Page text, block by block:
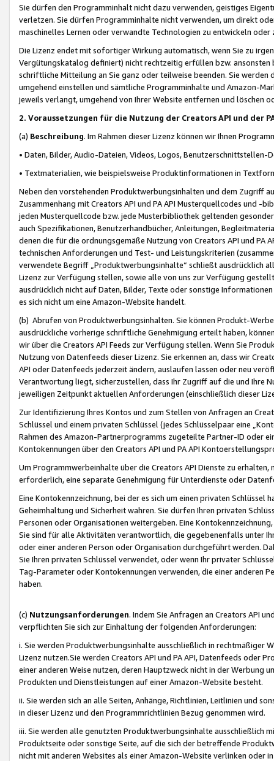
Sie dürfen den Programminhalt nicht dazu verwenden, geistiges
verletzen. Sie dürfen Programminhalte nicht verwenden, um direkt
maschinelles Lernen oder verwandte Technologien zu entwickeln
Die Lizenz endet mit sofortiger Wirkung automatisch, wenn Sie zu
Vergütungskatalog definiert) nicht rechtzeitig erfüllen bzw. ansonsten
schriftliche Mitteilung an Sie ganz oder teilweise beenden. Sie werden
umgehend einstellen und sämtliche Programminhalte und Amazon-
jeweils verlangt, umgehend von Ihrer Website entfernen und löschen
2. Voraussetzungen für die Nutzung der Creators API und der
(a) Beschreibung. Im Rahmen dieser Lizenz können wir Ihnen
• Daten, Bilder, Audio-Dateien, Videos, Logos, Benutzerschnittstellen-
• Textmaterialien, wie beispielsweise Produktinformationen in
Neben den vorstehenden Produktwerbungsinhalten und dem Zugriff
Zusammenhang mit Creators API und PA API Musterquellcodes und
jeden Musterquellcode bzw. jede Musterbibliothek geltenden
auch Spezifikationen, Benutzerhandbücher, Anleitungen,
denen die für die ordnungsgemäße Nutzung von Creators API und PA
technischen Anforderungen und Test- und Leistungskriterien
verwendete Begriff „Produktwerbungsinhalte“ schließt ausdrücklich
Lizenz zur Verfügung stellen, sowie alle von uns zur Verfügung
ausdrücklich nicht auf Daten, Bilder, Texte oder sonstige
es sich nicht um eine Amazon-Website handelt.
(b) Abrufen von Produktwerbungsinhalten. Sie können Produkt-
ausdrückliche vorherige schriftliche Genehmigung erteilt haben,
wir über die Creators API Feeds zur Verfügung stellen. Wenn Sie
Nutzung von Datenfeeds dieser Lizenz. Sie erkennen an, dass wir
API oder Datenfeeds jederzeit ändern, auslaufen lassen oder neu
Verantwortung liegt, sicherzustellen, dass Ihr Zugriff auf die und Ihre
jeweiligen Zeitpunkt aktuellen Anforderungen (einschließlich dieser
Zur Identifizierung Ihres Kontos und zum Stellen von Anfragen an
Schlüssel und einem privaten Schlüssel (jedes Schlüsselpaar eine
Rahmen des Amazon-Partnerprogramms zugeteilte Partner-ID oder
Kontokennungen über den Creators API und PA API
Um Programmwerbeinhalte über die Creators API Dienste zu
erforderlich, eine separate Genehmigung für Unterdienste oder
Eine Kontokennzeichnung, bei der es sich um einen privaten
Geheimhaltung und Sicherheit wahren. Sie dürfen Ihren privaten
Personen oder Organisationen weitergeben. Eine
Sie sind für alle Aktivitäten verantwortlich, die gegebenenfalls unter
oder einer anderen Person oder Organisation durchgeführt werden.
Sie Ihren privaten Schlüssel verwendet, oder wenn Ihr privater
Tag-Parameter oder Kontokennungen verwenden, die einer anderen
haben.
(c) Nutzungsanforderungen. Indem Sie Anfragen an Creators API
verpflichten Sie sich zur Einhaltung der folgenden Anforderungen:
i. Sie werden Produktwerbungsinhalte ausschließlich in rechtmäßiger
Lizenz nutzen.Sie werden Creators API und PA API, Datenfeeds oder
einer anderen Weise nutzen, deren Hauptzweck nicht in der Werbung
Produkten und Dienstleistungen auf einer Amazon-Website besteht.
ii. Sie werden sich an alle Seiten, Anhänge, Richtlinien, Leitlinien und
in dieser Lizenz und den Programmrichtlinien Bezug genommen wird.
iii. Sie werden alle genutzten Produktwerbungsinhalte ausschließlich
Produktseite oder sonstige Seite, auf die sich der betreffende
nicht mit anderen Websites als einer Amazon-Website verlinken oder